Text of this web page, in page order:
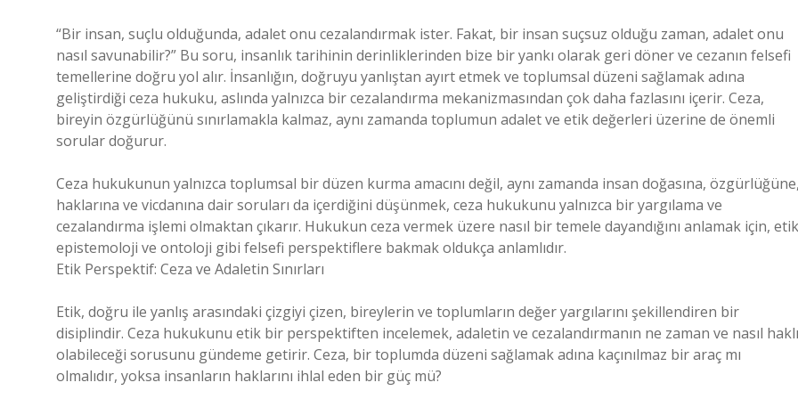
“Bir insan, suçlu olduğunda, adalet onu cezalandırmak ister. Fakat, bir insan suçsuz olduğu zaman, adalet onu
nasıl savunabilir?” Bu soru, insanlık tarihinin derinliklerinden bize bir yankı olarak geri döner ve cezanın felsefi
temellerine doğru yol alır. İnsanlığın, doğruyu yanlıştan ayırt etmek ve toplumsal düzeni sağlamak adına
geliştirdiği ceza hukuku, aslında yalnızca bir cezalandırma mekanizmasından çok daha fazlasını içerir. Ceza,
bireyin özgürlüğünü sınırlamakla kalmaz, aynı zamanda toplumun adalet ve etik değerleri üzerine de önemli
sorular doğurur.
Ceza hukukunun yalnızca toplumsal bir düzen kurma amacını değil, aynı zamanda insan doğasına,
haklarına ve vicdanına dair soruları da içerdiğini düşünmek, ceza hukukunu yalnızca bir yargılama ve
cezalandırma işlemi olmaktan çıkarır. Hukukun ceza vermek üzere nasıl bir temele dayandığını anlamak için,
epistemoloji ve ontoloji gibi felsefi perspektiflere bakmak oldukça anlamlıdır.
Etik Perspektif: Ceza ve Adaletin Sınırları
Etik, doğru ile yanlış arasındaki çizgiyi çizen, bireylerin ve toplumların değer yargılarını şekillendiren bir
disiplindir. Ceza hukukunu etik bir perspektiften incelemek, adaletin ve cezalandırmanın ne zaman ve nasıl haklı
olabileceği sorusunu gündeme getirir. Ceza, bir toplumda düzeni sağlamak adına kaçınılmaz bir araç mı
olmalıdır, yoksa insanların haklarını ihlal eden bir güç mü?